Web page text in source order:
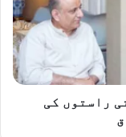
راستوں کی